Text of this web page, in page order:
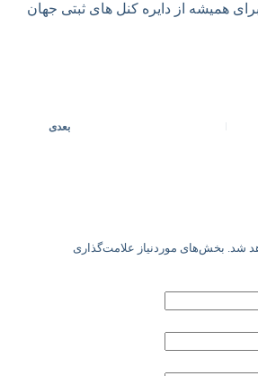
همیشه از دایره کنل های ثبتی جهان
بعدی
شد. بخش‌های موردنیاز علامت‌گذاری